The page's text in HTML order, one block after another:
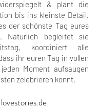
& plant die
bis ins kleinste Detail.
der schönste Tag eures
Natürlich begleitet sie
koordiniert alle
ihr euren Tag in vollen
Moment aufsaugen
zelebrieren könnt.